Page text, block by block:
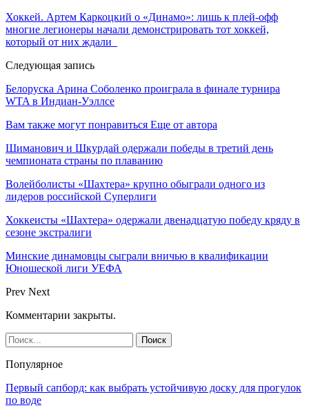
Хоккей. Артем Каркоцкий о «Динамо»: лишь к плей-офф
многие легионеры начали демонстрировать тот хоккей,
который от них ждали
Следующая запись
Белоруска Арина Соболенко проиграла в финале турнира
WTA в Индиан-Уэллсе
Вам также могут понравиться Еще от автора
Шиманович и Шкурдай одержали победы в третий день
чемпионата страны по плаванию
Волейболисты «Шахтера» крупно обыграли одного из
лидеров российской Суперлиги
Хоккеисты «Шахтера» одержали двенадцатую победу кряду в
сезоне экстралиги
Минские динамовцы сыграли вничью в квалификации
Юношеской лиги УЕФА
Prev Next
Комментарии закрыты.
Популярное
Первый сапборд: как выбрать устойчивую доску для прогулок
по воде